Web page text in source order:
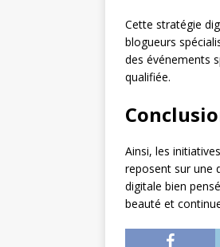
Cette stratégie
blogueurs
des événements
qualifiée.
Ainsi, les
reposent sur une
digitale bien
beauté et